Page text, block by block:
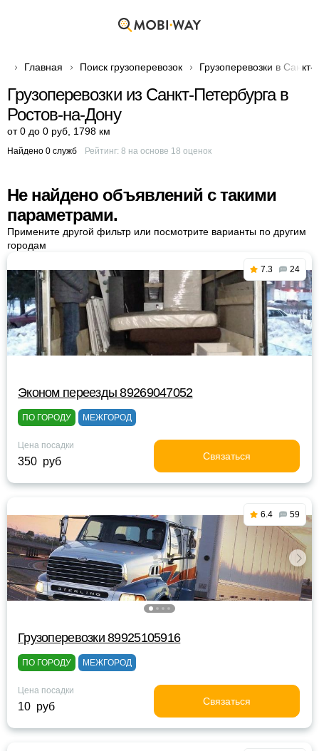
Главная Поиск грузоперевозок Грузоперевозки в Санкт-
Грузоперевозки из Санкт-Петербурга в
Ростов-на-Дону
от 0 до 0 руб 1798 км
Найдено 0 служб Рейтинг: 8 на основе 18 оценок
Не найдено объявлений с такими
параметрами.
Примените другой фильтр или посмотрите варианты по другим
городам
7.3 24
Эконом переезды 89269047052
ПО ГОРОДУ МЕЖГОРОД
Цена посадки
350 руб Связаться
6.4 59
Грузоперевозки 89925105916
ПО ГОРОДУ МЕЖГОРОД
Цена посадки
10 руб Связаться